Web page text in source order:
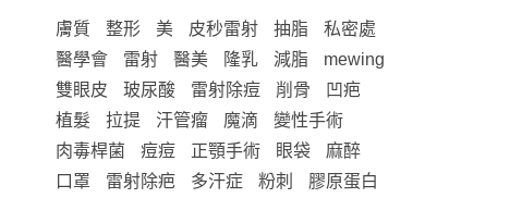
膚質 整形 美 皮秒雷射 抽脂
私密處
醫學會
雷射 醫美 隆乳 減脂
mewing
雙眼皮
玻尿酸 雷射除痘 削骨
凹疤
植髮
拉提 汗管瘤 魔滴
變性手術
肉毒桿菌
痘痘 正顎手術 眼袋
麻醉
口罩
雷射除疤 多汗症 粉刺
膠原蛋白